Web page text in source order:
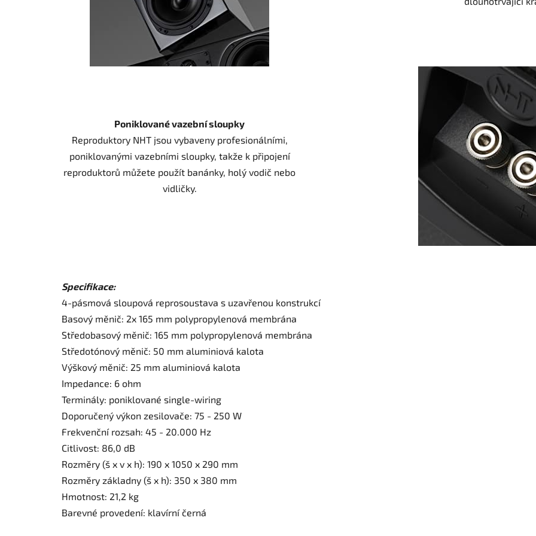
Poniklované vazební sloupky
Reproduktory NHT jsou vybaveny profesionálními,
poniklovanými vazebními sloupky, takže k připojení
reproduktorů můžete použít banánky, holý vodič nebo
vidličky.
Specifikace:
4-pásmová sloupová reprosoustava s uzavřenou konstrukcí
Basový měnič: 2x 165 mm polypropylenová membrána
Středobasový měnič: 165 mm polypropylenová membrána
Středotónový měnič: 50 mm aluminiová kalota
Výškový měnič: 25 mm aluminiová kalota
Impedance: 6 ohm
Terminály: poniklované single-wiring
Doporučený výkon zesilovače: 75 - 250 W
Frekvenční rozsah: 45 - 20.000 Hz
Citlivost: 86,0 dB
Rozměry (š x v x h): 190 x 1050 x 290 mm
Rozměry základny (š x h): 350 x 380 mm
Hmotnost: 21,2 kg
Barevné provedení: klavírní černá